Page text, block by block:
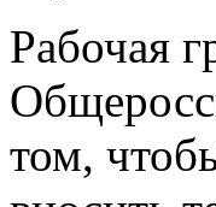
Рабочая
том,